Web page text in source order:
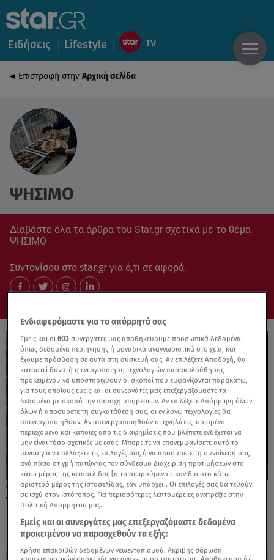
Ειδήσεις Lifestyle
Επιστροφή στην Αρχική σελίδα
ΨΗΣΙΜΟ
Διαβάστε όλα τα άρθρα του Star.gr σχετικά με το θέμα
ΨΗΣΙΜΟ
Συντονίσου στο star.gr για ό,τι σε αφορά.
20.02.25, 12:39
Τσικνοπέμπτη: 6+1 οδηγίες για ασφαλές
ψήσιμο του κρέατος - Τι να προσέξετε
Ενδιαφερόμαστε για το απόρρητό σας
Εμείς και οι603 συνεργάτες μας αποθηκεύουμε προσωπικά δεδομένα,
όπως δεδομένα περιήγησης ή μοναδικά αναγνωριστικά στοιχεία, και
έχουμε πρόσβαση σε αυτά στη συσκευή σας. Αν επιλέξετε Αποδοχή, θα
καταστεί δυνατή η ενεργοποίηση τεχνολογιών παρακολούθησης
προκειμένου να υποστηριχθούν οι σκοποί που εμφανίζονται παρακάτω,
για τους οποίους εμείς και οι συνεργάτες μας επεξεργαζόμαστε τα
δεδομένα με σκοπό την παροχή υπηρεσιών. Αν επιλέξετε Απόρριψη όλων
όλων ή αποσύρετε τη συγκατάθεσή σας, οι εν λόγω τεχνολογίες θα
απενεργοποιηθούν. Αν απενεργοποιηθούν οι ιχνηλάτες, ορισμένο
περιεχόμενο και κάποιες από τις διαφημίσεις που βλέπετε ενδέχεται να
μην είναι τόσο σχετικές με εσάς. Μπορείτε να επανεμφανίσετε αυτό το
μενού για να αλλάξετε τις επιλογές σας ή να αποσύρετε τη συναίνεσή σας
ανά πάσα στιγμή πατώντας τον σύνδεσμο Διαχείριση προτιμήσεων στο
κάτω μέρος της ιστοσελίδας [ή το αιωρούμενο εικονίδιο στο κάτω
αριστερό μέρος της ιστοσελίδας, εάν υπάρχει]. Οι επιλογές σας θα τεθούν
σε ισχύ στον Ιστότοπος. Για περισσότερες λεπτομέρειες ανατρέξτε στην
Πολιτική Απορρήτου μας.
Εμείς και οι συνεργάτες μας επεξεργαζόμαστε δεδομένα
προκειμένου να παρασχεθούν τα εξής:
Χρήση επακριβών δεδομένων γεωεντοπισμού. Ακριβής σάρωση